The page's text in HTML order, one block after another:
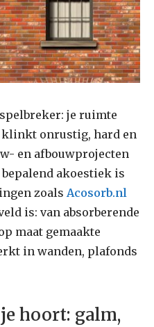
je ruimte
onrustig, hard en
en afbouwprojecten
akoestiek is
zoals Acosorb.nl
is: van absorberende
maat gemaakte
in wanden, plafonds
hoort: galm,